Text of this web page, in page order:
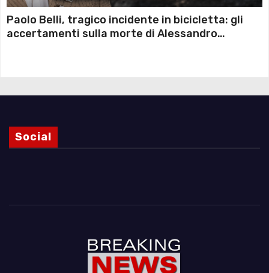
Paolo Belli, tragico incidente in bicicletta: gli
accertamenti sulla morte di Alessandro
Social